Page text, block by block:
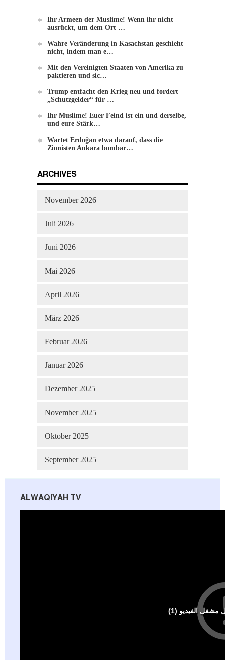
Einführung zu Hizb-ut-Tahrir
Die Methode von Hizb-ut-Tahrir zur
Veränderung
Ihr Armeen der Muslime! Wenn ihr nicht
ausrückt, um dem Ort …
Wahre Veränderung in Kasachstan geschieht
nicht, indem man e…
Mit den Vereinigten Staaten von Amerika zu
paktieren und sic…
Trump entfacht den Krieg neu und fordert
„Schutzgelder“ für …
Ihr Muslime! Euer Feind ist ein und derselbe,
und eure Stärk…
Wartet Erdoğan etwa darauf, dass die
Zionisten Ankara bombar…
ARCHIVES
November 2026
Juli 2026
Juni 2026
Mai 2026
April 2026
März 2026
Februar 2026
Januar 2026
Dezember 2025
November 2025
Oktober 2025
September 2025
ALWAQIYAH TV